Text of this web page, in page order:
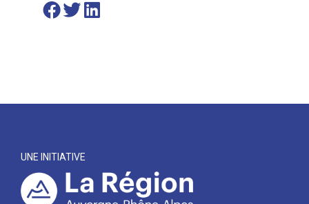
UNE INITIATIVE